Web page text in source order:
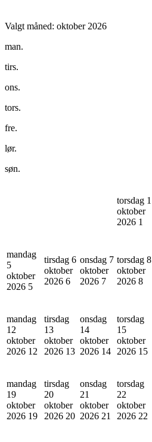
Valgt måned: oktober 2026
man.
tirs.
ons.
tors.
fre.
lør.
søn.
torsdag 1
oktober
2026 1
mandag
5
oktober
2026 5
tirsdag 6
oktober
2026 6
onsdag 7
oktober
2026 7
torsdag 8
oktober
2026 8
mandag
12
oktober
2026 12
tirsdag
13
oktober
2026 13
onsdag
14
oktober
2026 14
torsdag
15
oktober
2026 15
mandag
19
oktober
2026 19
tirsdag
20
oktober
2026 20
onsdag
21
oktober
2026 21
torsdag
22
oktober
2026 22